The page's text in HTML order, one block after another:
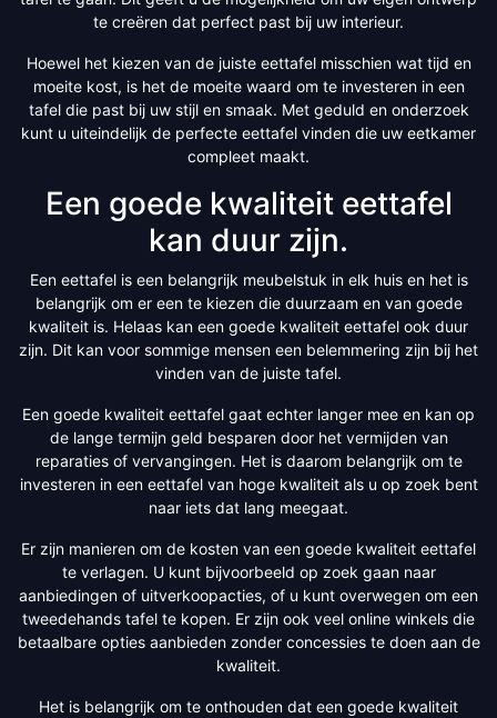
te creëren dat perfect past bij uw interieur.
Hoewel het kiezen van de juiste eettafel misschien wat tijd en
moeite kost, is het de moeite waard om te investeren in een
tafel die past bij uw stijl en smaak. Met geduld en onderzoek
kunt u uiteindelijk de perfecte eettafel vinden die uw eetkamer
compleet maakt.
Een goede kwaliteit eettafel
kan duur zijn.
Een eettafel is een belangrijk meubelstuk in elk huis en het is
belangrijk om er een te kiezen die duurzaam en van goede
kwaliteit is. Helaas kan een goede kwaliteit eettafel ook duur
zijn. Dit kan voor sommige mensen een belemmering zijn bij het
vinden van de juiste tafel.
Een goede kwaliteit eettafel gaat echter langer mee en kan op
de lange termijn geld besparen door het vermijden van
reparaties of vervangingen. Het is daarom belangrijk om te
investeren in een eettafel van hoge kwaliteit als u op zoek bent
naar iets dat lang meegaat.
Er zijn manieren om de kosten van een goede kwaliteit eettafel
te verlagen. U kunt bijvoorbeeld op zoek gaan naar
aanbiedingen of uitverkoopacties, of u kunt overwegen om een
tweedehands tafel te kopen. Er zijn ook veel online winkels die
betaalbare opties aanbieden zonder concessies te doen aan de
kwaliteit.
Het is belangrijk om te onthouden dat een goede kwaliteit